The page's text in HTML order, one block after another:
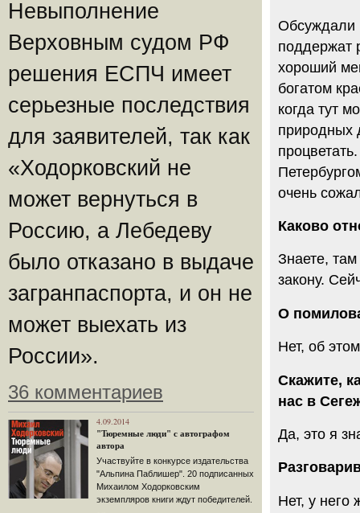
Невыполнение
Верховным судом РФ
решения ЕСПЧ имеет
серьезные последствия
для заявителей, так как
«Ходорковский не
может вернуться в
Россию, а Лебедеву
было отказано в выдаче
загранпаспорта, и он не
может выехать из
России».
36 комментариев
4.09.2014
"Тюремные люди" с автографом
автора
Участвуйте в конкурсе издательства
"Альпина Паблишер". 20 подписанных
Михаилом Ходорковским
экземпляров книги ждут победителей.
Обсуждали
поддержат
хороший
богатом
когда тут
природных
очень
Каково
Знаете,
закону.
О
Нет, об
Скажите,
нас в
Да, это я
Нет, у него